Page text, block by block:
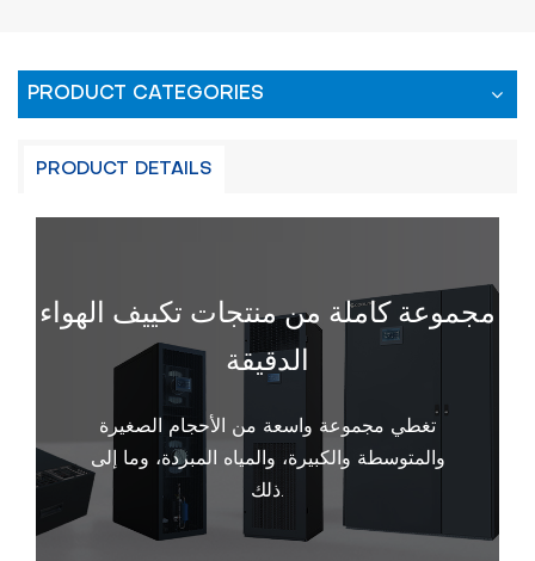
PRODUCT CATEGORIES
PRODUCT DETAILS
مجموعة كاملة من منتجات تكييف الهواء
الدقيقة
تغطي مجموعة واسعة من الأحجام الصغيرة
والمتوسطة والكبيرة، والمياه المبردة، وما إلى
ذلك.